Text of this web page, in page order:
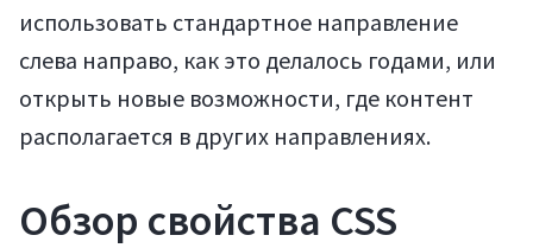
использовать стандартное направление
слева направо, как это делалось годами, или
открыть новые возможности, где контент
располагается в других направлениях.
Обзор свойства CSS